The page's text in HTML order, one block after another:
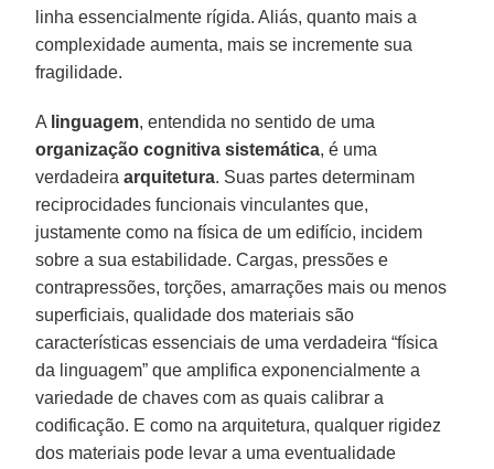
linha essencialmente rígida. Aliás, quanto mais a
complexidade aumenta, mais se incremente sua
fragilidade.
A linguagem, entendida no sentido de uma
organização cognitiva sistemática, é uma
verdadeiraarquitetura. Suas partes determinam
reciprocidades funcionais vinculantes que,
justamente como na física de um edifício, incidem
sobre a sua estabilidade. Cargas, pressões e
contrapressões, torções, amarrações mais ou menos
superficiais, qualidade dos materiais são
características essenciais de uma verdadeira “física
da linguagem” que amplifica exponencialmente a
variedade de chaves com as quais calibrar a
codificação. E como na arquitetura, qualquer rigidez
dos materiais pode levar a uma eventualidade